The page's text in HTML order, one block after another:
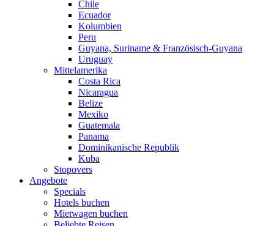
Chile
Ecuador
Kolumbien
Peru
Guyana, Suriname & Französisch-Guyana
Uruguay
Mittelamerika
Costa Rica
Nicaragua
Belize
Mexiko
Guatemala
Panama
Dominikanische Republik
Kuba
Stopovers
Angebote
Specials
Hotels buchen
Mietwagen buchen